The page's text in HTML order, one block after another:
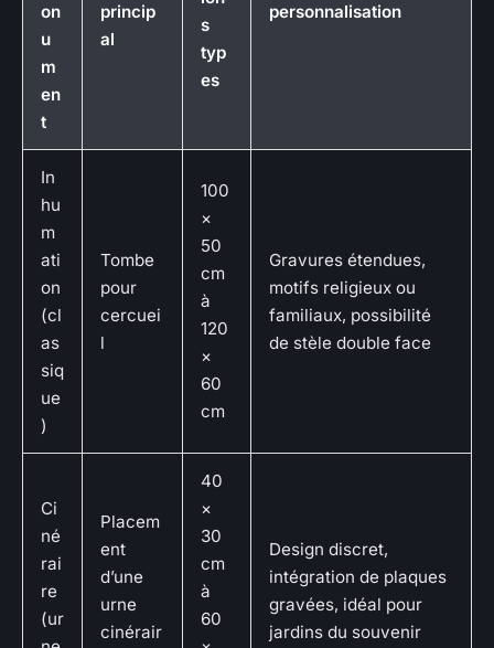
on
u
m
en
t
princip
al
s
typ
es
personnalisation
In
hu
m
ati
on
(cl
as
siq
ue
)
Tombe
pour
cercuei
l
100
×
50
cm
à
120
×
60
cm
Gravures étendues,
motifs religieux ou
familiaux, possibilité
de stèle double face
Ci
né
rai
re
(ur
Placem
ent
d’une
urne
cinérair
40
×
30
cm
à
60
Design discret,
intégration de plaques
gravées, idéal pour
jardins du souvenir